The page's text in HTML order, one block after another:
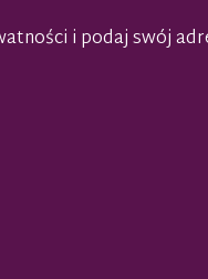
i podaj swój